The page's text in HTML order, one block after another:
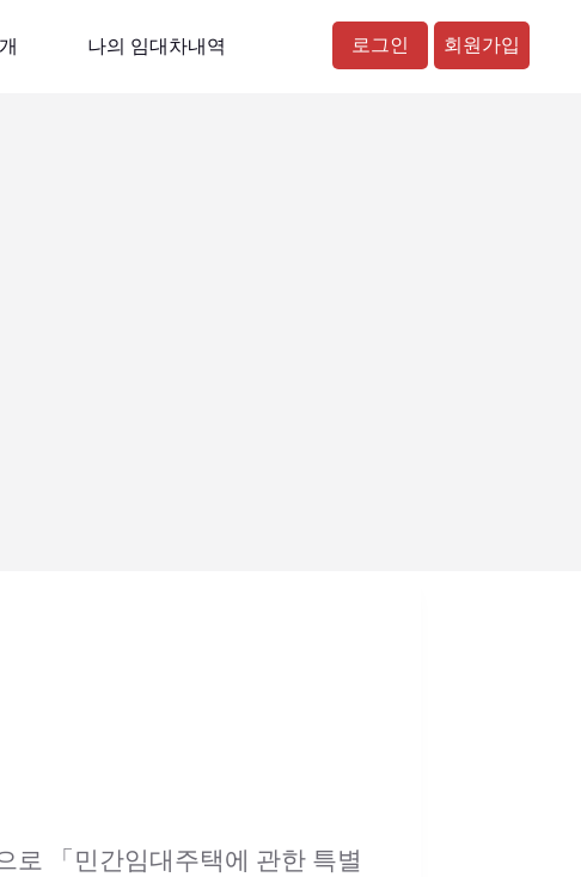
나의 임대차내역 로그인 회원가입
로 「민간임대주택에 관한 특별